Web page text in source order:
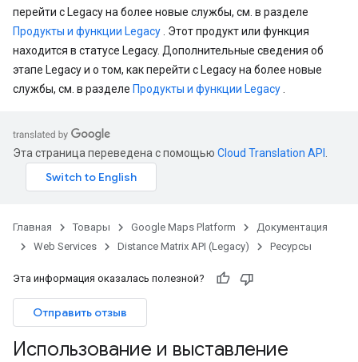
перейти с Legacy на более новые службы, см. в разделе
Продукты и функции Legacy . Этот продукт или функция
находится в статусе Legacy. Дополнительные сведения об
этапе Legacy и о том, как перейти с Legacy на более новые
службы, см. в разделе Продукты и функции Legacy
Эта страница переведена с помощью Cloud Translation API
Главная Товары Google Maps Platform
Документация
Web Services
Distance Matrix API (Legacy) Ресурсы
Эта информация оказалась полезной?
Отправить отзыв
Использование и выставление